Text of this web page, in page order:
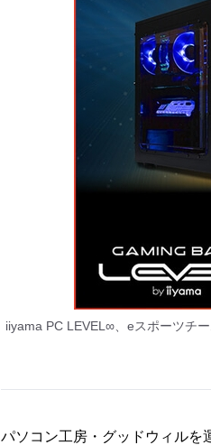
iiyama PC LEVEL∞、eスポーツチ
パソコン工房・グッドウィルを